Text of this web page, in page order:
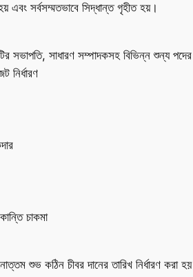
এবং সর্বসম্মতভাবে সিদ্ধান্ত গৃহীত হয়।
সভাপতি, সাধারণ সম্পাদকসহ বিভিন্ন শুন্য
নির্ধারণ
চাকমা
শুভ কঠিন চীবর দানের তারিখ নির্ধারণ করা